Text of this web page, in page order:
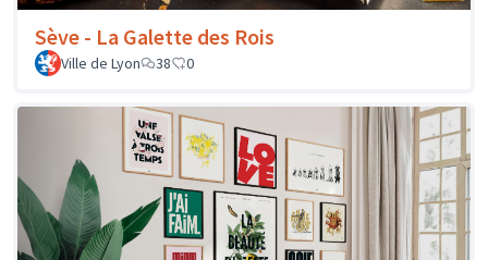
Sève - La Galette des Rois
Ville de Lyon 38 0